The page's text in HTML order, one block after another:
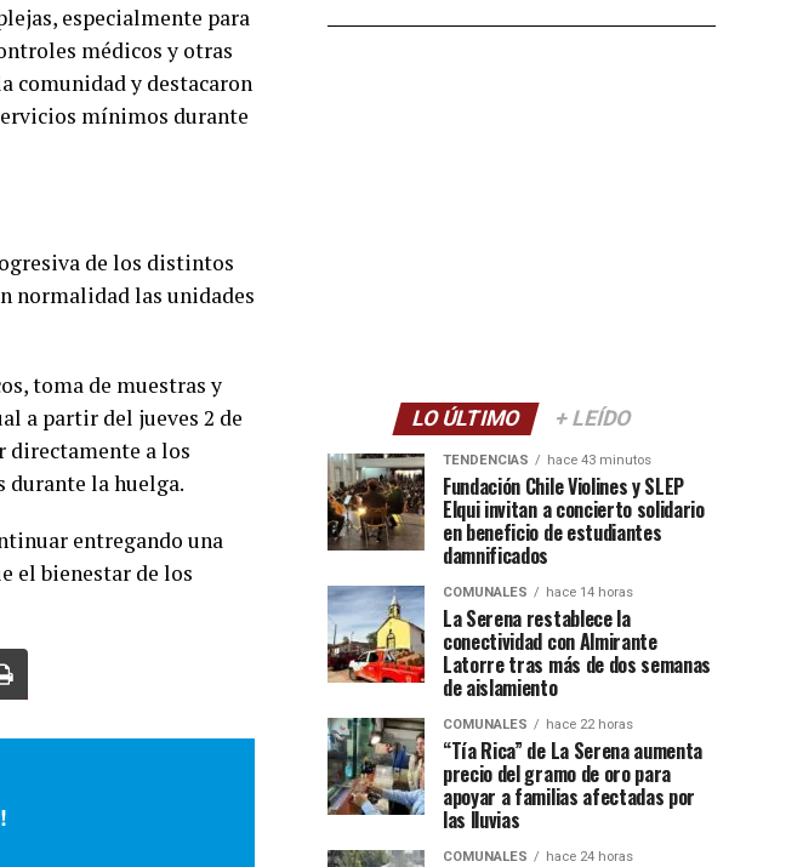
especialmente para
médicos y otras
comunidad y destacaron
mínimos durante
de los distintos
normalidad las unidades
toma de muestras y
a partir del jueves 2 de
directamente a los
durante la huelga.
entregando una
el bienestar de los
LO ÚLTIMO + LEÍDO
TENDENCIAS hace 43 minutos
Fundación Chile Violines y SLEP
Elqui invitan a concierto solidario
en beneficio de estudiantes
damnificados
COMUNALES hace 14 horas
La Serena restablece la
conectividad con Almirante
Latorre tras más de dos semanas
de aislamiento
COMUNALES hace 22 horas
“Tía Rica” de La Serena aumenta
precio del gramo de oro para
apoyar a familias afectadas por
las lluvias
COMUNALES hace 24 horas